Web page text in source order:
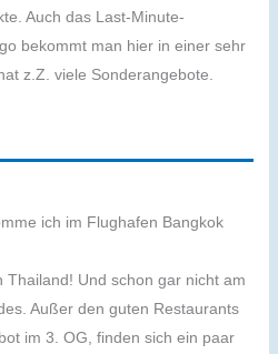
Auch das Last-Minute-
bekommt man hier in einer sehr
z.Z. viele Sonderangebote.
ich im Flughafen Bangkok
Thailand! Und schon gar nicht am
Außer den guten Restaurants
im 3. OG, finden sich ein paar